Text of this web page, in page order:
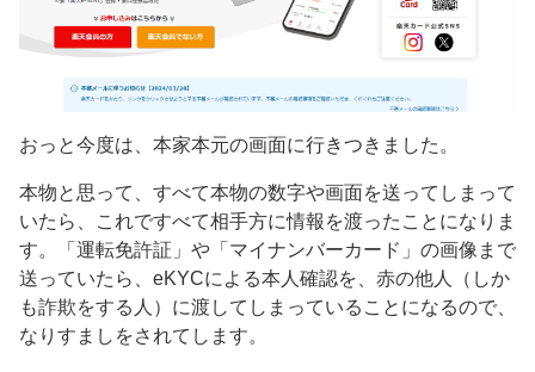
おっと今度は、本家本元の画面に行きつきました。
本物と思って、すべて本物の数字や画面を送ってしまって
いたら、これですべて相手方に情報を渡ったことになりま
す。「運転免許証」や「マイナンバーカード」の画像まで
送っていたら、eKYCによる本人確認を、赤の他人（しか
も詐欺をする人）に渡してしまっていることになるので、
なりすましをされてします。